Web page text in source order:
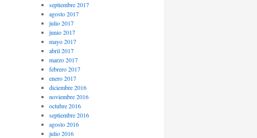
septiembre 2017
agosto 2017
julio 2017
junio 2017
mayo 2017
abril 2017
marzo 2017
febrero 2017
enero 2017
diciembre 2016
noviembre 2016
octubre 2016
septiembre 2016
agosto 2016
julio 2016